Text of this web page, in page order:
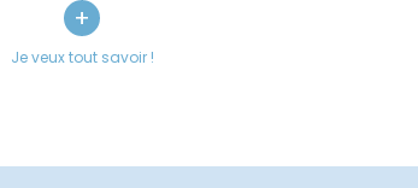
Périphériques
+
Je veux tout savoir !